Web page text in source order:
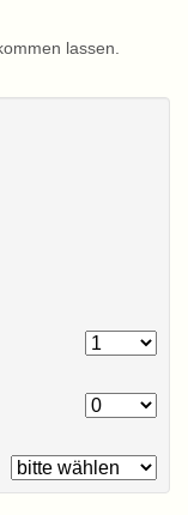
lassen.